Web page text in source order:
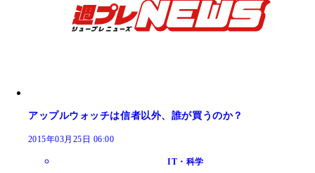
アップルウォッチは信者以外、誰が買うのか？
2015年03月25日 06:00
IT・科学